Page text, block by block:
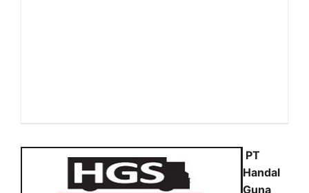
PT
Handal
Guna